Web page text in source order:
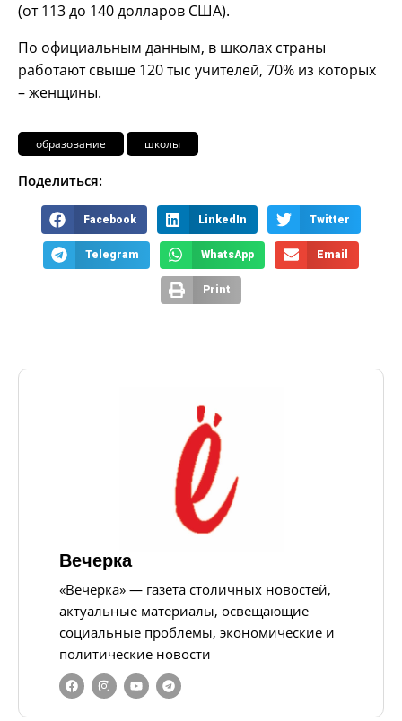
(от 113 до 140 долларов США).
По официальным данным, в школах страны
работают свыше 120 тыс учителей, 70% из которых
– женщины.
образование школы
Поделиться:
Facebook LinkedIn Twitter
Telegram WhatsApp Email
Print
Вечерка
«Вечёрка» — газета столичных новостей,
актуальные материалы, освещающие
социальные проблемы, экономические и
политические новости